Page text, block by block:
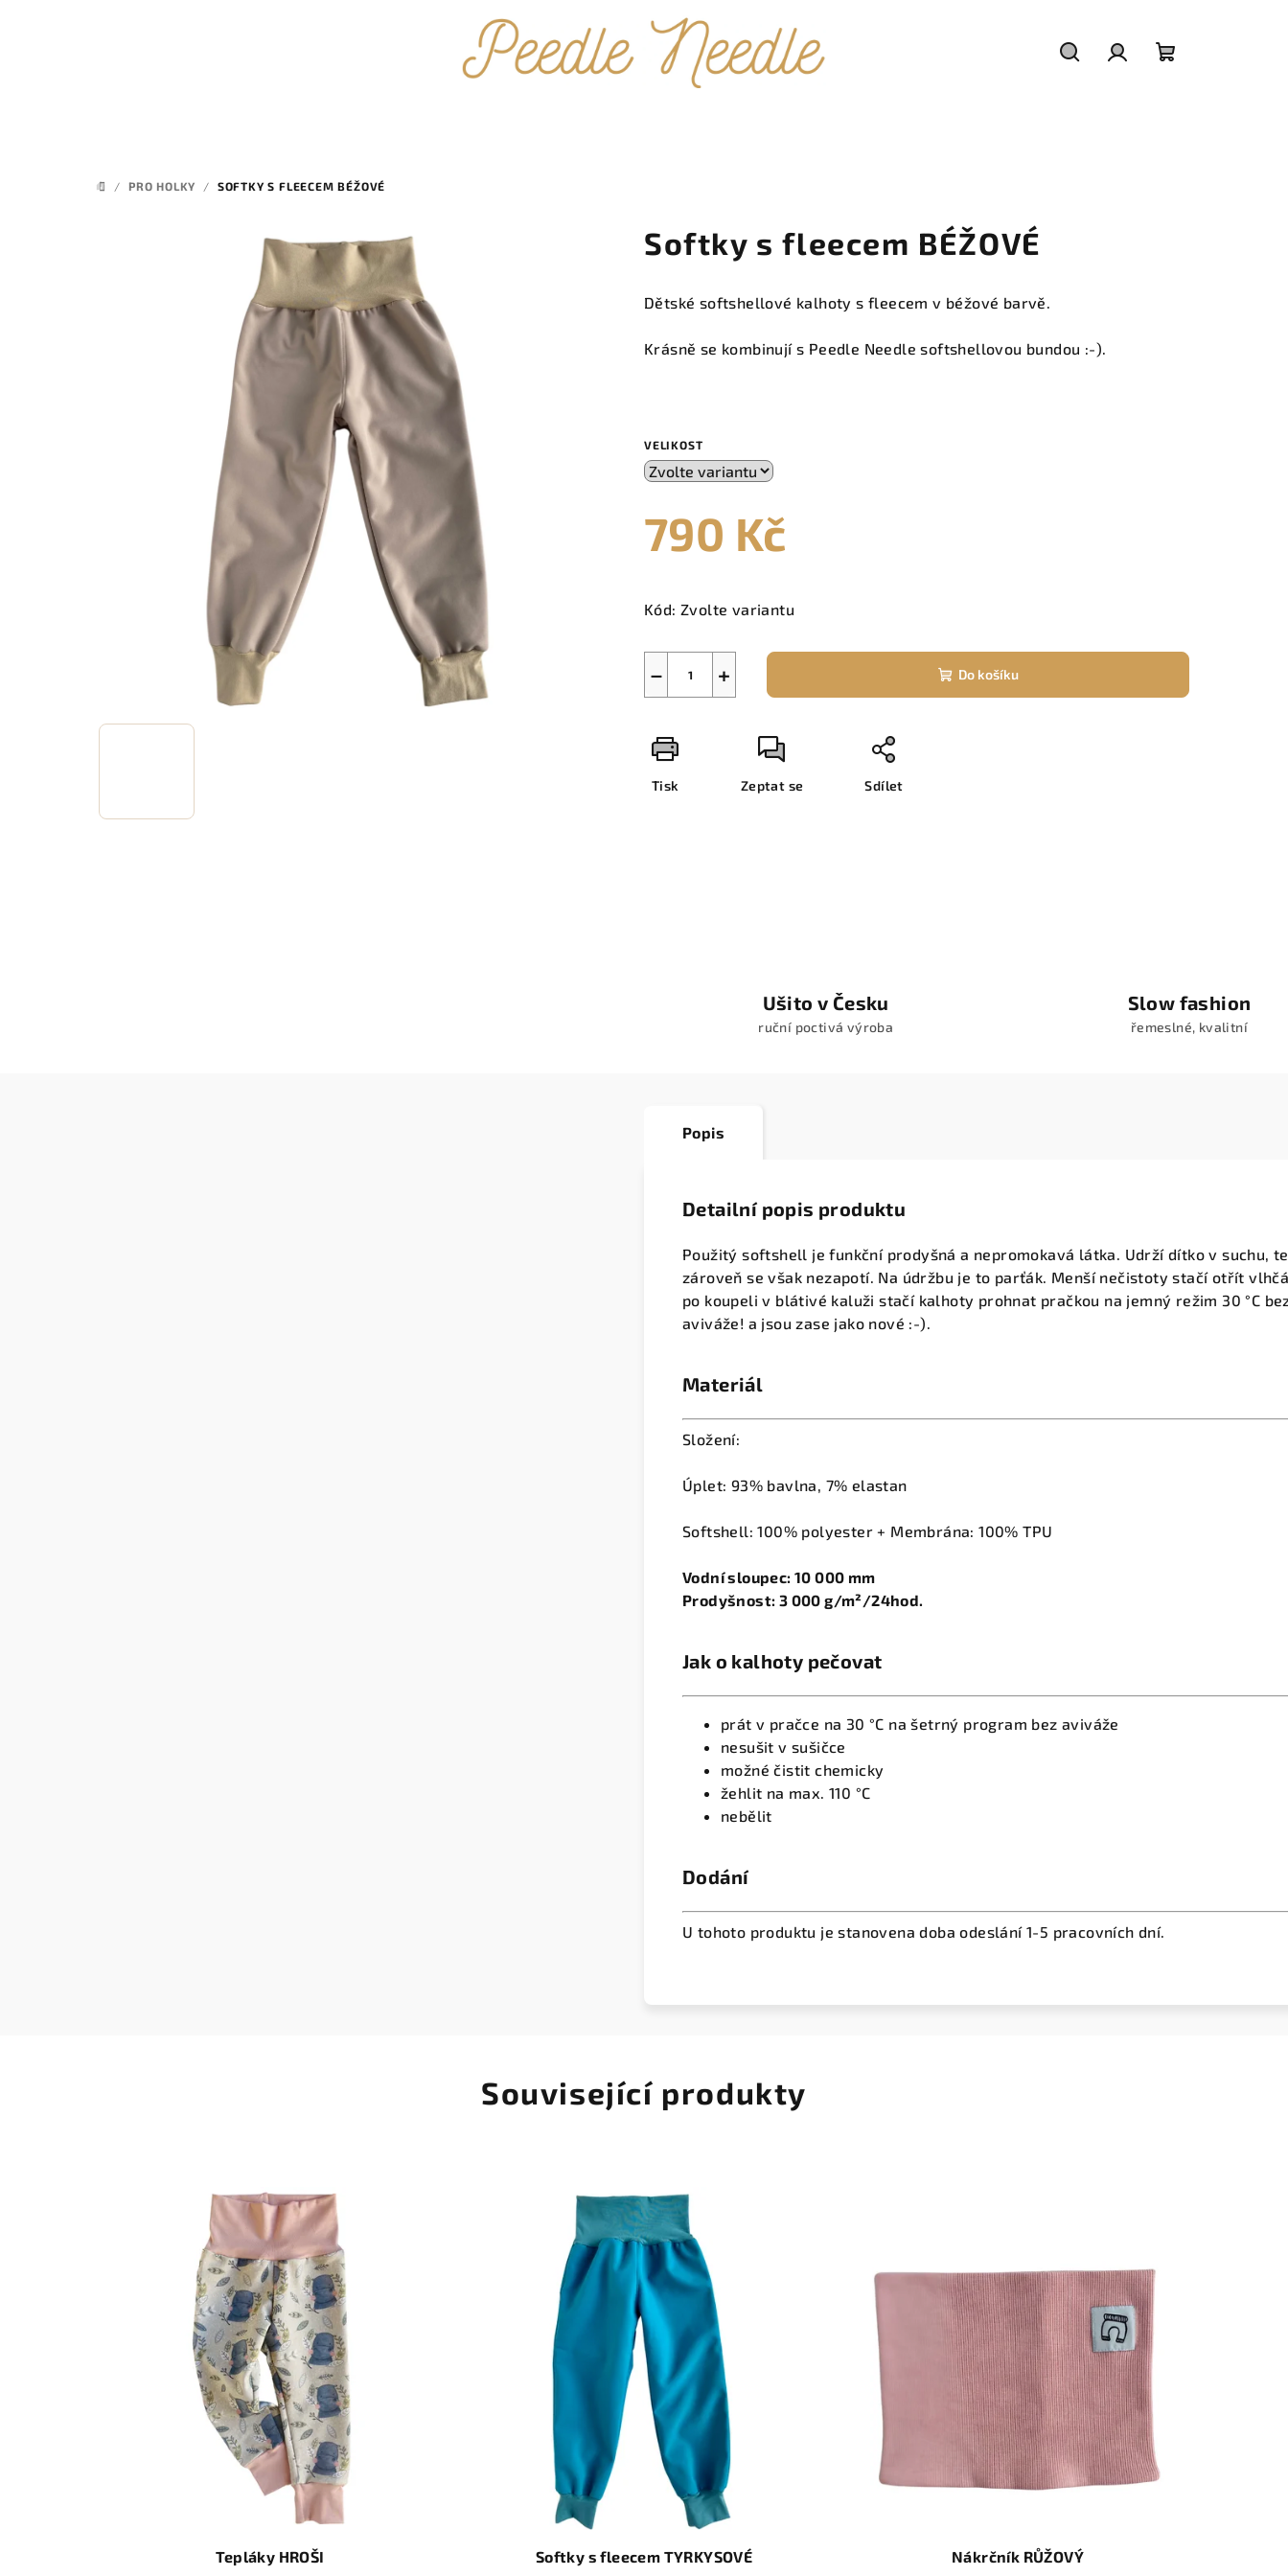
DOMŮ
/ PRO HOLKY / SOFTKY S FLEECEM BÉŽOVÉ
Softky s fleecem BÉŽOVÉ
Dětské softshellové kalhoty s fleecem v béžové barvě.
Krásně se kombinují s Peedle Needle softshellovou bundou :-).
VELIKOST
790 Kč
cena:
Kód: Zvolte variantu
+
− Do košíku
Tisk Zeptat se Sdílet
Ušito v Česku
ruční poctivá výroba
Slow fashion
řemeslné, kvalitní
Popis
Detailní popis produktu
Použitý softshell je funkční prodyšná a nepromokavá látka. Udrží dítko v suchu,
zároveň se však nezapotí. Na údržbu je to parťák. Menší nečistoty stačí otřít
po koupeli v blátivé kaluži stačí kalhoty prohnat pračkou na jemný režim 30 °C
aviváže! a jsou zase jako nové :-).
Materiál
Složení:
Úplet: 93% bavlna, 7% elastan
Softshell: 100% polyester + Membrána: 100% TPU
Vodní sloupec: 10 000 mm
Prodyšnost: 3 000 g/m²/24hod.
Jak o kalhoty pečovat
prát v pračce na 30 °C na šetrný program bez aviváže
nesušit v sušičce
možné čistit chemicky
žehlit na max. 110 °C
nebělit
Dodání
U tohoto produktu je stanovena doba odeslání 1-5 pracovních dní.
Související produkty
Tepláky HROŠI Softky s fleecem TYRKYSOVÉ Nákrčník RŮŽOVÝ